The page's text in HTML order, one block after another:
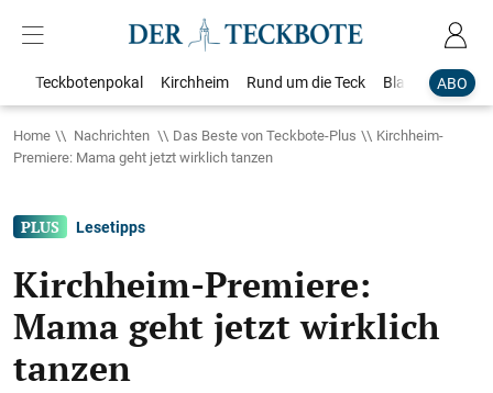
ABO
Teckbotenpokal Kirchheim Rund um die Teck Blaulicht
Home Nachrichten Das Beste von Teckbote-Plus
Kirchheim-
Premiere: Mama geht jetzt wirklich tanzen
Lesetipps
Kirchheim-Premiere:
Mama geht jetzt wirklich
tanzen